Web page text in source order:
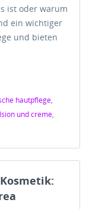
ist oder warum
ein wichtiger
und bieten
hautpflege,
und creme,